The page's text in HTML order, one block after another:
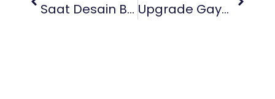
Saat Desain Bertemu Fungsi: Jasa Interior Di Bali Pilihan Tepat Upgrade Gaya Hidup Dengan Jasa Interior Rumah Di Bali Terbaik